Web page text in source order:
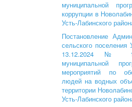
муниципальной
коррупции в
Усть-Лабинского
Постановление
сельского поселения
13.12.2024 №
муниципальной
мероприятий по
людей на водных
территории
Усть-Лабинского